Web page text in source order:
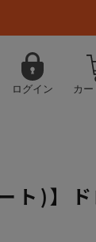
ログイン カ
ト)】ド